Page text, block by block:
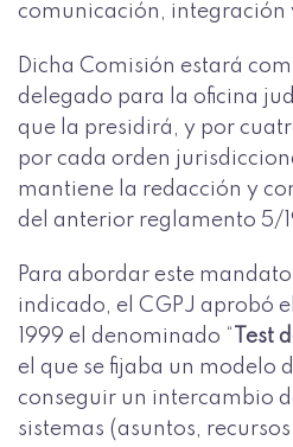
comunicación, integración
Dicha Comisión estará
delegado para la oficina
que la presidirá, y por
por cada orden
mantiene la redacción y
del anterior reglamento 5/
Para abordar este
indicado, el CGPJ aprobó
1999 el denominado “
Test
el que se fijaba un modelo
conseguir un intercambio
sistemas (asuntos,